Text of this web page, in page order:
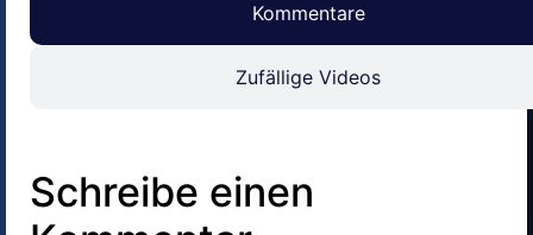
Kommentare
Zufällige Videos
Schreibe einen